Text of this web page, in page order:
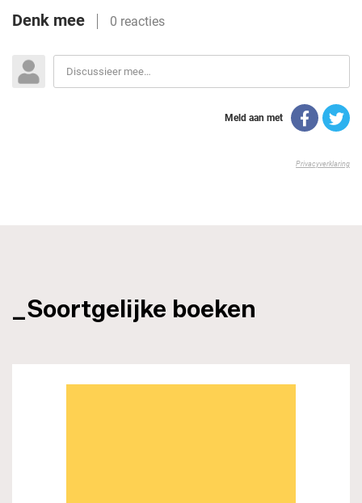
_Soortgelijke boeken